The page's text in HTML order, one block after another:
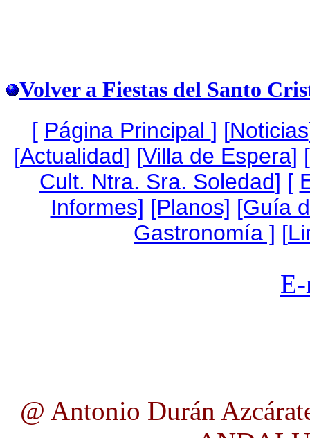
Volver a Fiestas del Santo
[ Página Principal ] [Noticias
[Actualidad] [Villa de Espera] [
Cult. Ntra. Sra. Soledad] [
Informes] [Planos] [Guía
Gastronomía ] [
@ Antonio Durán